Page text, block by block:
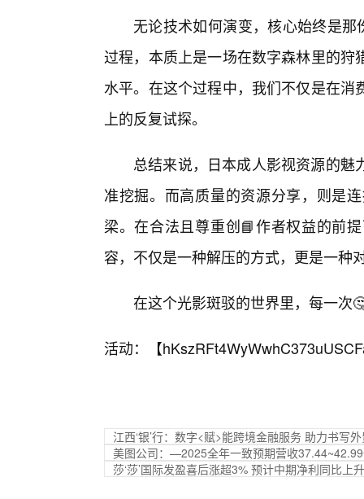
无论技术如何演变，核心始终是那
过程，本质上是一场在数字森林里的
水平。在这个过程中，我们不仅是在
上的反复试探。
总结来说，日本成人影视资源的
准挖掘。而高质量的资源分享，则是
梁。在合法且尊重创📘作者权益的前
容，不仅是一种解压的方式，更是一种
在这个光影斑驳的世界里，每一次
活动：【
江西‘银’行：数字<赋>能跨境金融服务 助力书写
美图公司：—2025全年一致预期营收
莎‘莎’国际发盈喜后涨超3% 预计中期净利同比上